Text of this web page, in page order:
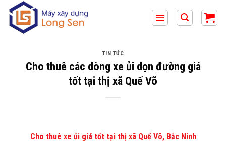
qua
TIN TỨC
Cho thuê các dòng xe ủi dọn đường giá
tốt tại thị xã Quế Võ
Cho thuê xe ủi giá tốt tại thị xã Quế Võ, Bắc Ninh